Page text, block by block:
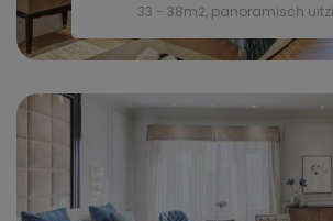
33 - 38m2, panoramisch